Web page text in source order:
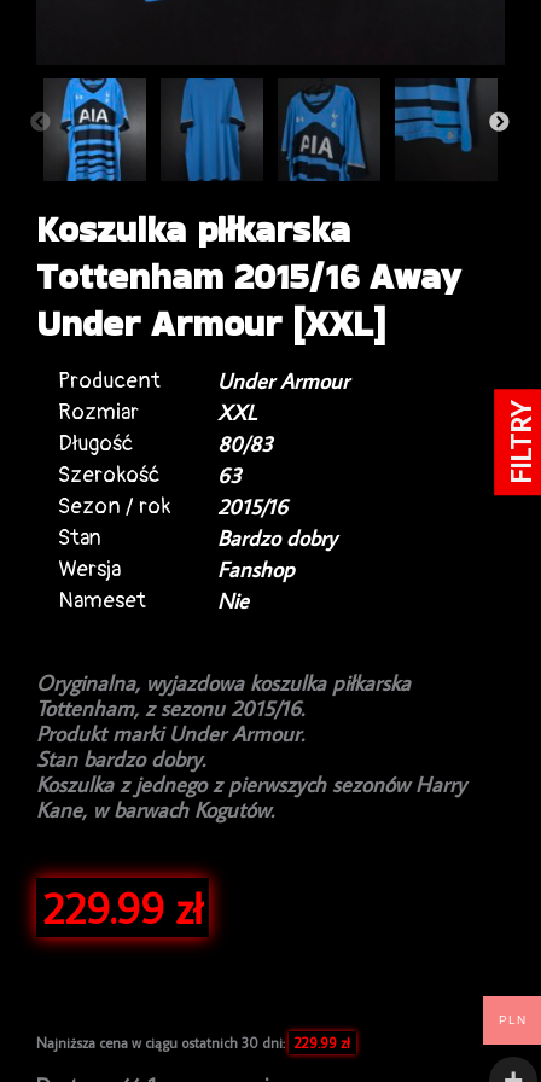
Koszulka piłkarska
Tottenham 2015/16 Away
Under Armour [XXL]
Producent
Under Armour
Rozmiar
XXL
Długość
80/83
Szerokość
63
Sezon / rok
2015/16
Stan
Bardzo dobry
Wersja
Fanshop
Nameset
Nie
Oryginalna, wyjazdowa koszulka piłkarska
Tottenham, z sezonu 2015/16.
Produkt marki Under Armour.
Stan bardzo dobry.
Koszulka z jednego z pierwszych sezonów Harry
Kane, w barwach Kogutów.
229.99 zł
Najniższa cena w ciągu ostatnich 30 dni: 229.99 zł
PLN
FILTRY